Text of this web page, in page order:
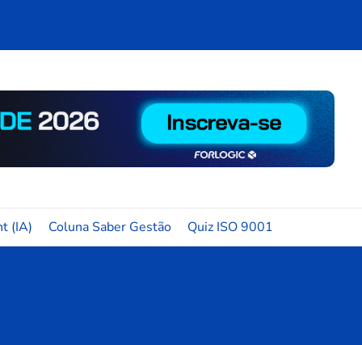
(IA) Coluna Saber Gestão Quiz ISO 9001